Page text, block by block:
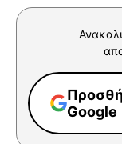
Google